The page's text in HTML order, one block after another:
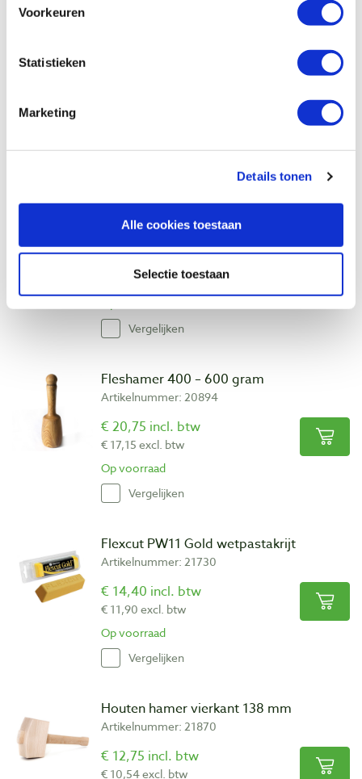
Voorkeuren
Statistieken
Marketing
Details tonen
Alle cookies toestaan
Selectie toestaan
Pfeil 7L-20 lang gekropte guts, gebogen
snede 25 mm
Artikelnummer: 13503
€ 40,17 excl. btw
Vergelijken
Fleshamer 400 – 600 gram
Artikelnummer: 20894
€ 20,75 incl. btw
€ 17,15 excl. btw
Op voorraad
Vergelijken
Flexcut PW11 Gold wetpastakrijt
Artikelnummer: 21730
€ 14,40 incl. btw
€ 11,90 excl. btw
Op voorraad
Vergelijken
Houten hamer vierkant 138 mm
Artikelnummer: 21870
€ 12,75 incl. btw
€ 10,54 excl. btw